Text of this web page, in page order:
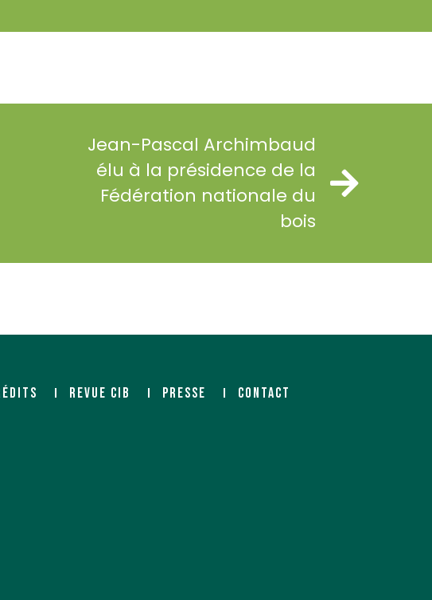
Jean-Pascal Archimbaud
élu à la présidence de la
Fédération nationale du
bois
REVUE CIB PRESSE CONTACT